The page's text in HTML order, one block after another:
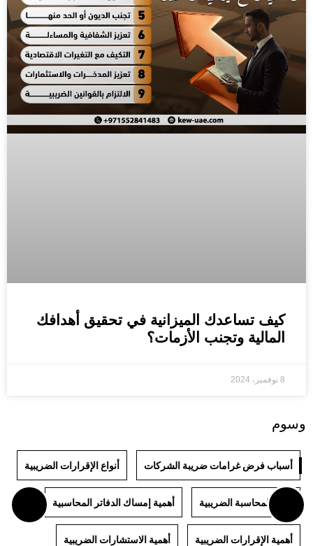
كيف تساعدك الميزانية في تحقيق أهدافك
المالية وتجنب الأزمات؟
8 نوفمبر، 2024
وسوم
أسباب فرض غرامات ضريبة الشركات أنواع الإقرارات الضريبية
أنواع المحاسبة الضريبية أهمية إمساك الدفاتر المحاسبية
أهمية الإقرارات الضريبية أهمية الاستشارات الضريبية